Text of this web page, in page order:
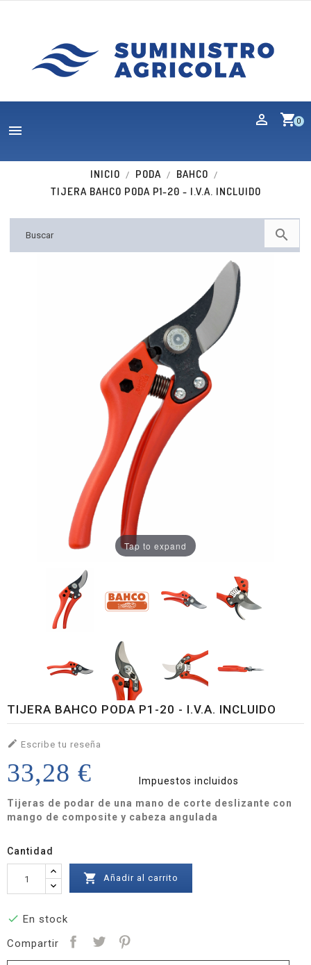
shopping_cart0

INICIO PODA
BAHCO
TIJERA BAHCO PODA P1-20 - I.V.A. INCLUIDO

Tap to expand
TIJERA BAHCO PODA P1-20 - I.V.A. INCLUIDO
 Escribe tu reseña
33,28 €
Impuestos incluidos
Tijeras de podar de una mano de corte deslizante con
mango de composite y cabeza angulada
Cantidad
 Añadir al carrito
 En stock
Compartir